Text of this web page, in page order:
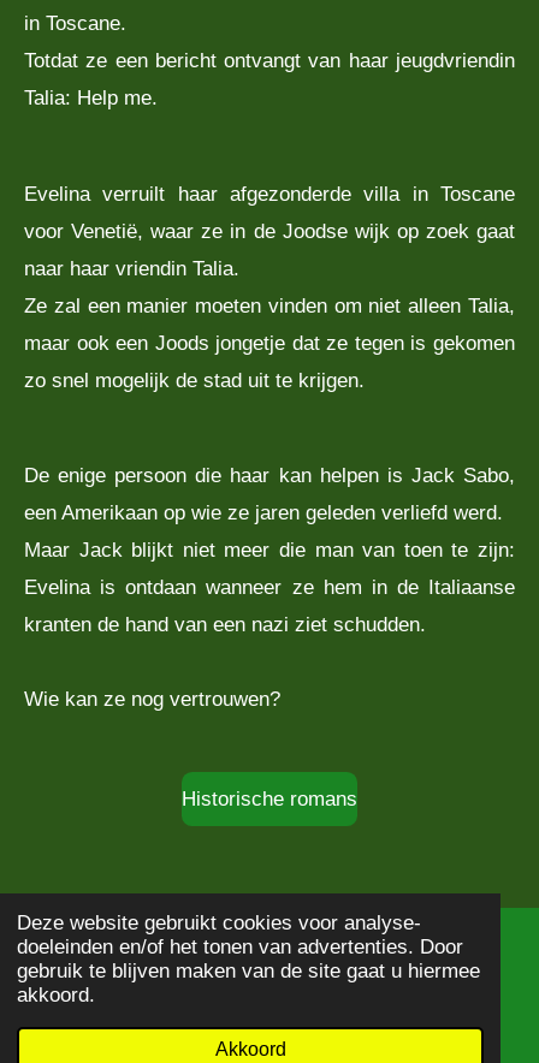
Deze website gebruikt cookies voor analyse-
doeleinden en/of het tonen van advertenties. Door
gebruik te blijven maken van de site gaat u hiermee
akkoord.
Akkoord
in Toscane.
Totdat ze een bericht ontvangt van haar jeugdvriendin
Talia: Help me.
Evelina verruilt haar afgezonderde villa in Toscane
voor Venetië, waar ze in de Joodse wijk op zoek gaat
naar haar vriendin Talia.
Ze zal een manier moeten vinden om niet alleen Talia,
maar ook een Joods jongetje dat ze tegen is gekomen
zo snel mogelijk de stad uit te krijgen.
De enige persoon die haar kan helpen is Jack Sabo,
een Amerikaan op wie ze jaren geleden verliefd werd.
Maar Jack blijkt niet meer die man van toen te zijn:
Evelina is ontdaan wanneer ze hem in de Italiaanse
kranten de hand van een nazi ziet schudden.
Wie kan ze nog vertrouwen?
Historische romans
© 2020 - 2026Boekbeschrijving
Powered byJouwWeb